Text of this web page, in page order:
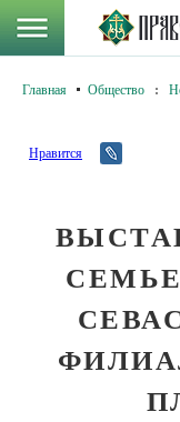
Главная Общество :
Нравится